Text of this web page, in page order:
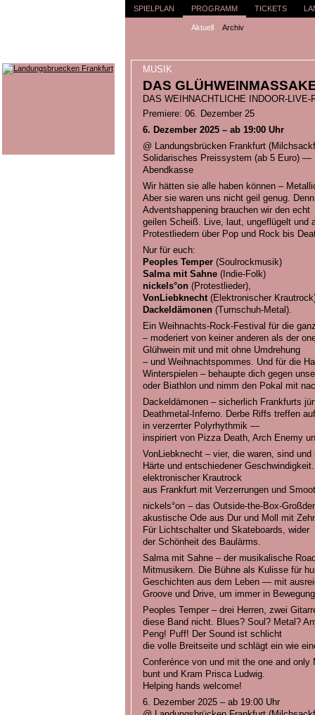
SPIELPLAN PROGRAMM
Aktuell Archiv
TICKETS
MUSIK
DAS
DAS WEIHNACHTLICHE INDOOR-LIVE-
Premiere: 06. Dezember 25
6. Dezember 2025 – ab 19:00 Uhr
@ Landungsbrücken Frankfurt
Solidarisches Preissystem (ab 5 Euro) —
Abendkasse
Wir hätten sie alle haben können –
Aber sie waren uns nicht geil genug.
Adventshappening brauchen wir den echt
geilen Scheiß. Live, laut, ungeflügelt und
Protestliedern über Pop und Rock bis
Nur für euch:
Peoples Temper(Soulrockmusik)
Salma mit Sahne(Indie-Folk)
nickels°on(Protestlieder),
VonLiebknecht(Elektronischer
Dackeldämonen(Turnschuh-Metal).
Ein Weihnachts-Rock-Festival für die
– moderiert von keiner anderen als der
Glühwein mit und mit ohne Umdrehung
– und Weihnachtspommes. Und für die
Winterspielen – behaupte dich gegen
oder Biathlon und nimm den Pokal mit
Dackeldämonen – sicherlich Frankfurts
Deathmetal-Inferno. Derbe Riffs treffen
in verzerrter Polyrhythmik —
inspiriert von Pizza Death, Arch Enemy
VonLiebknecht – vier, die waren, sind
Härte und entschiedener
elektronischer Krautrock
aus Frankfurt mit Verzerrungen und
nickels°on – das Outside-the-Box-
akustische Ode aus Dur und Moll mit
Für Lichtschalter und Skateboards, wider
der Schönheit des Baulärms.
Salma mit Sahne – der musikalische
Mitmusikern. Die Bühne als Kulisse für
Geschichten aus dem Leben — mit
Groove und Drive, um immer in
Peoples Temper – drei Herren, zwei
diese Band nicht. Blues? Soul? Metal?
Peng! Puff! Der Sound ist schlicht
die volle Breitseite und schlägt ein wie
Conferénce von und mit the one and
bunt und Kram Prisca Ludwig.
Helping hands welcome!
6. Dezember 2025 – ab 19:00 Uhr